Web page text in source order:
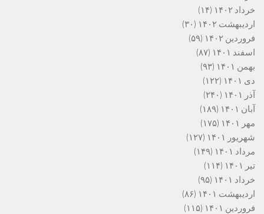
خرداد ۱۴۰۲
(۱۴)
اردیبهشت ۱۴۰۲
(۳۰)
فروردین ۱۴۰۲
(۵۹)
اسفند ۱۴۰۱
(۸۷)
بهمن ۱۴۰۱
(۹۳)
دی ۱۴۰۱
(۱۲۲)
آذر ۱۴۰۱
(۲۴۰)
آبان ۱۴۰۱
(۱۸۹)
مهر ۱۴۰۱
(۱۷۵)
شهریور ۱۴۰۱
(۱۲۷)
مرداد ۱۴۰۱
(۱۴۹)
تیر ۱۴۰۱
(۱۱۴)
خرداد ۱۴۰۱
(۹۵)
اردیبهشت ۱۴۰۱
(۸۶)
فروردین ۱۴۰۱
(۱۱۵)